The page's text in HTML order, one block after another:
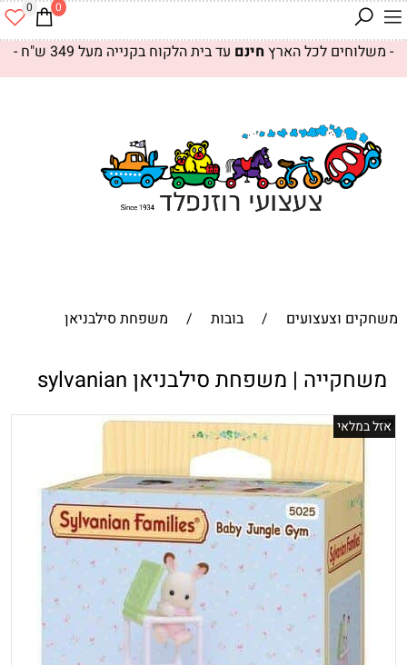
- משלוחים לכל הארץ חינם עד בית הלקוח בקנייה מעל 349 ש"ח -
0 0
משחקים וצעצועים / בובות / משפחת סילבניאן
משחקייה | משפחת סילבניאן sylvanian
אזל במלאי